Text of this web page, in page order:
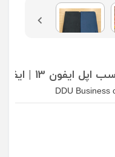
DDU Business